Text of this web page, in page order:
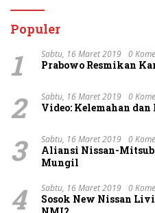
Layanan 110
Populer
1 Sabtu, 16 Maret 2019 0
Prabowo Resmikan
2 Sabtu, 16 Maret 2019 0
Video: Kelemahan
3 Sabtu, 16 Maret 2019 0
Aliansi Nissan-
Mungil
4 Sabtu, 16 Maret 2019 0
Sosok New Nissan